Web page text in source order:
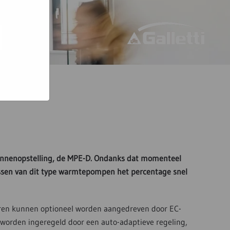
de MPE-D. Ondanks dat momenteel
van dit type warmtepompen het percentage snel
kunnen optioneel worden aangedreven door EC-
ingeregeld door een auto-adaptieve regeling,
van